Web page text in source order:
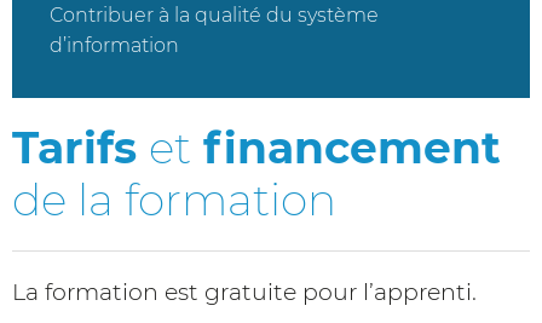
Contribuer à la qualité du système
d’information
Tarifs et financement
de la formation
La formation est gratuite pour l’apprenti.